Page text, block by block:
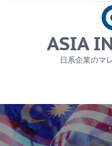
ニュース
労務サービス
ASIA
日系企業のマ